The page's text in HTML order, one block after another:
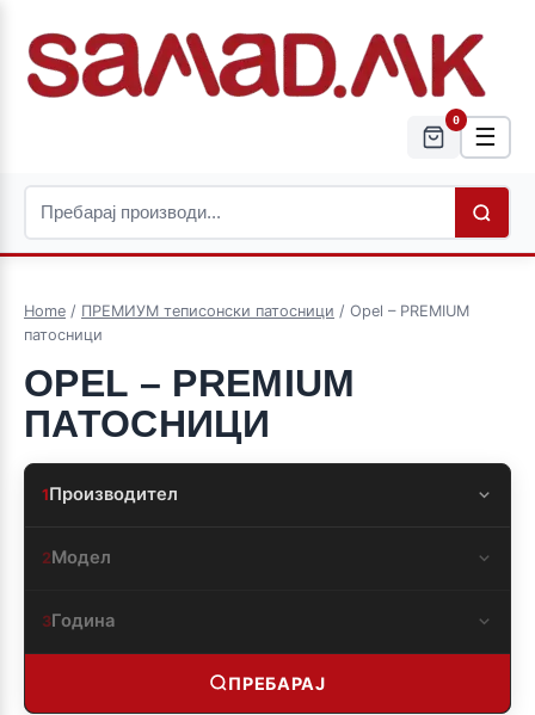
0
☰
Home / ПРЕМИУМ теписонски патосници / Opel – PREMIUM
патосници
OPEL – PREMIUM
ПАТОСНИЦИ
1Производител
2Модел
3Година
ПРЕБАРАЈ